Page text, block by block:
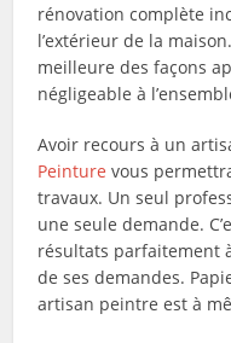
rénovation complète
l’extérieur de la
meilleure des façons
négligeable à
Avoir recours à un
Peinture vous
travaux. Un seul
une seule demande.
résultats parfaitement
de ses demandes.
artisan peintre est à